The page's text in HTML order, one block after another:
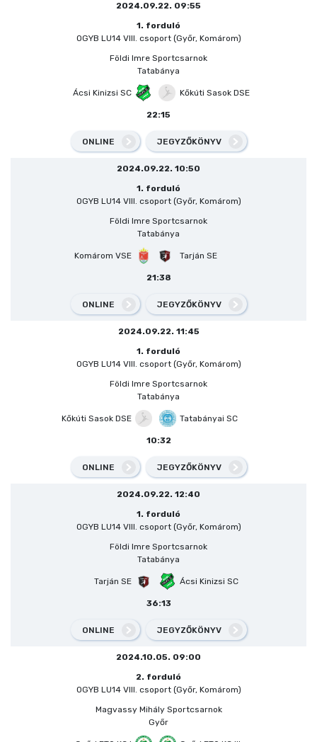
2024.09.22. 09:55
1. forduló
OGYB LU14 VIII. csoport (Győr, Komárom)
Földi Imre Sportcsarnok
Tatabánya
Ácsi Kinizsi SC Kőkúti Sasok DSE
22:15
ONLINE JEGYZŐKÖNYV
2024.09.22. 10:50
1. forduló
OGYB LU14 VIII. csoport (Győr, Komárom)
Földi Imre Sportcsarnok
Tatabánya
Komárom VSE Tarján SE
21:38
ONLINE JEGYZŐKÖNYV
2024.09.22. 11:45
1. forduló
OGYB LU14 VIII. csoport (Győr, Komárom)
Földi Imre Sportcsarnok
Tatabánya
Kőkúti Sasok DSE Tatabányai SC
10:32
ONLINE JEGYZŐKÖNYV
2024.09.22. 12:40
1. forduló
OGYB LU14 VIII. csoport (Győr, Komárom)
Földi Imre Sportcsarnok
Tatabánya
Tarján SE Ácsi Kinizsi SC
36:13
ONLINE JEGYZŐKÖNYV
2024.10.05. 09:00
2. forduló
OGYB LU14 VIII. csoport (Győr, Komárom)
Magvassy Mihály Sportcsarnok
Győr